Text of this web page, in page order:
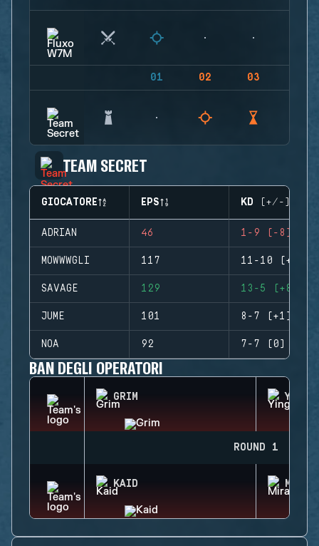
01 02 03
TEAM SECRET
GIOCATORE EPS KD (+/-)
ADRIAN 46 1-9 (-8)
MOWWWGLI 117 11-10 (+1)
SAVAGE 129 13-5 (+8)
JUME 101 8-7 (+1)
NOA 92 7-7 (0)
BAN DEGLI OPERATORI
GRIM YING
ROUND 1
KAID MIRA